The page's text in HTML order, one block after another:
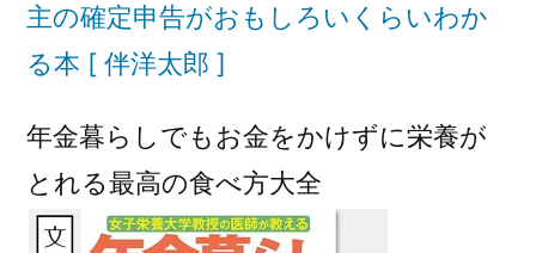
主の確定申告がおもしろいくらいわか
る本 [ 伴洋太郎 ]
年金暮らしでもお金をかけずに栄養が
とれる最高の食べ方大全